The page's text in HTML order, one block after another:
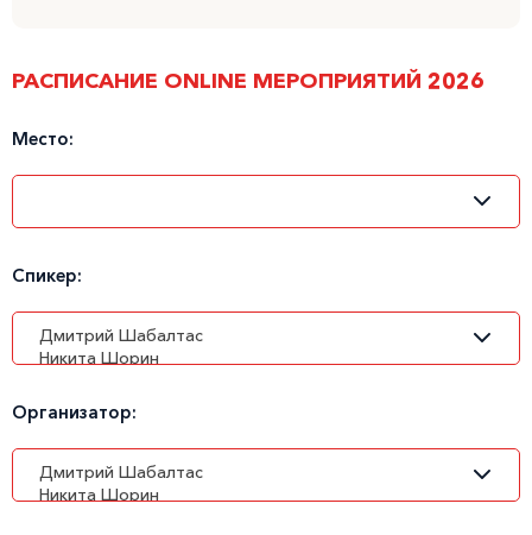
РАСПИСАНИЕ ONLINE МЕРОПРИЯТИЙ 2026
Место:
Спикер:
Организатор: